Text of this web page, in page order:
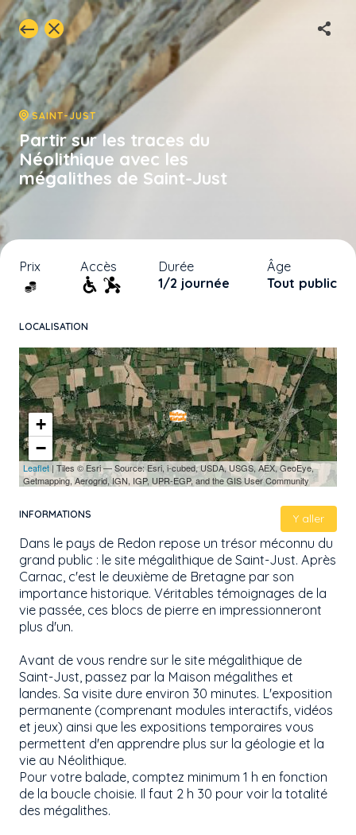
SAINT-JUST
Partir sur les traces du
Néolithique avec les
mégalithes de Saint-Just
Prix Accès
Durée
1/2 journée
Âge
Tout public
LOCALISATION
+
−
Leaflet | Tiles © Esri — Source: Esri, i-cubed, USDA, USGS, AEX, GeoEye,
Getmapping, Aerogrid, IGN, IGP, UPR-EGP, and the GIS User Community
Y aller
INFORMATIONS
Dans le pays de Redon repose un trésor méconnu du
grand public : le site mégalithique de Saint-Just. Après
Carnac, c'est le deuxième de Bretagne par son
importance historique. Véritables témoignages de la
vie passée, ces blocs de pierre en impressionneront
plus d'un.
Avant de vous rendre sur le site mégalithique de
Saint-Just, passez par la Maison mégalithes et
landes. Sa visite dure environ 30 minutes. L'exposition
permanente (comprenant modules interactifs, vidéos
et jeux) ainsi que les expositions temporaires vous
permettent d'en apprendre plus sur la géologie et la
vie au Néolithique.
Pour votre balade, comptez minimum 1 h en fonction
de la boucle choisie. Il faut 2 h 30 pour voir la totalité
des mégalithes.